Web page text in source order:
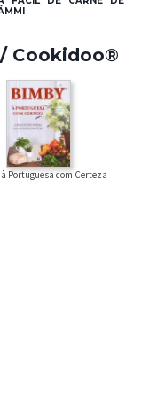
Cookidoo®
Portuguesa com Certeza